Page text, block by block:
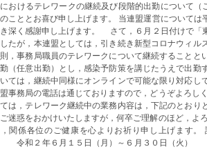
おけるテレワークの継続及び段階的出勤について
こととお喜び申し上げます。 当連盟運営については
深く感謝申し上げます。 さて，６月２日付けで「
たが，本連盟としては，引き続き新型コロナウィル
，事務局職員のテレワークについて継続することと
（任意出勤）とし，感染予防策を講じたうえで出勤
ては，継続中同様にオンラインで可能な限り対応し
事務局の電話は通じておりますので，どうぞよろ
は，テレワーク継続中の業務内容は，下記のとおり
迷惑をおかけいたしますが，何卒ご理解のほど，よ
関係各位のご健康を心よりお祈り申し上げ
令和２年６月１５日（月）～６月３０日（